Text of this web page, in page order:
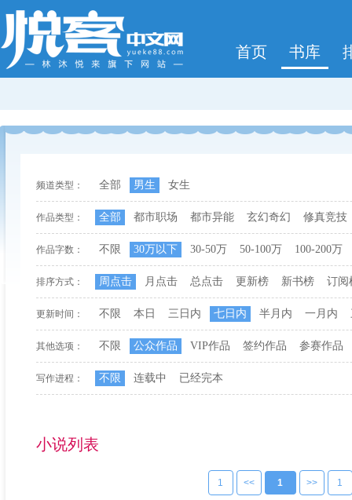
首页 书库
频道类型： 全部 男生 女生
作品类型： 全部 都市职场 都市异能 玄幻奇幻 修真竞技
作品字数： 不限 30万以下 30-50万 50-100万 100-200万
排序方式： 周点击 月点击 总点击 更新榜 新书榜 订阅
更新时间： 不限 本日 三日内 七日内 半月内 一月内
其他选项： 不限 公众作品 VIP作品 签约作品 参赛作品
写作进程： 不限 连载中 已经完本
小说列表
1 << 1 >> 1